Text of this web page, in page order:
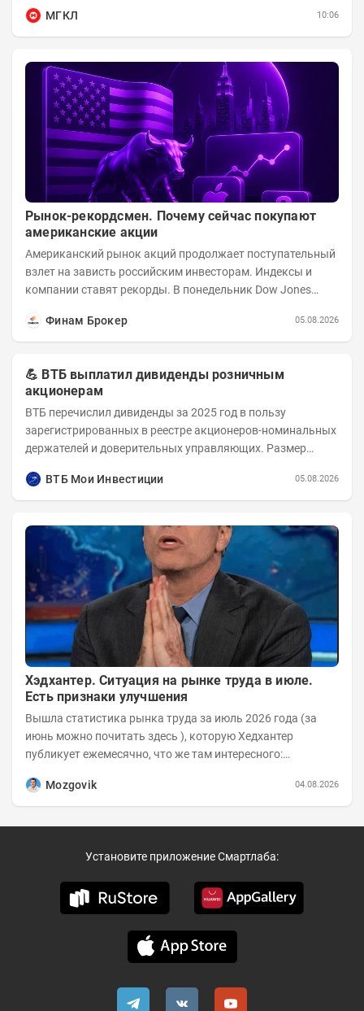
МГКЛ
10:06
Рынок-рекордсмен. Почему сейчас покупают
американские акции
Американский рынок акций продолжает поступательный
взлет на зависть российским инвесторам. Индексы и
компании ставят рекорды. В понедельник Dow Jones
Финам Брокер
05.08.2026
💪 ВТБ выплатил дивиденды розничным
акционерам
ВТБ перечислил дивиденды за 2025 год в пользу
зарегистрированных в реестре акционеров-номинальных
держателей и доверительных управляющих. Размер
ВТБ Мои Инвестиции
05.08.2026
Хэдхантер. Ситуация на рынке труда в июле.
Есть признаки улучшения
Вышла статистика рынка труда за июль 2026 года (за
июнь можно почитать здесь ), которую Хедхантер
публикует ежемесячно, что же там интересного:
Mozgovik
04.08.2026
Установите приложение Смартлаба: